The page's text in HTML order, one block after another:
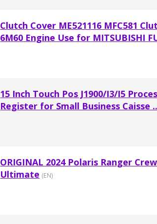
Clutch Cover ME521116 MFC581
6M60 Engine Use for MITSUBISHI
15 Inch Touch Pos J1900/I3/I5
Register for Small Business Caisse
ORIGINAL 2024 Polaris Ranger
Ultimate (EN)